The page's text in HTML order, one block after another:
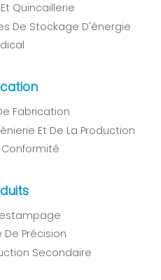
Quincaillerie
De Stockage D'énergie
Fabrication
Et De La Production
Précision
Secondaire